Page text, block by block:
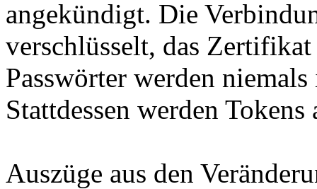
angekündigt. Die
verschlüsselt, das
Passwörter werden
Stattdessen werden
Auszüge aus den